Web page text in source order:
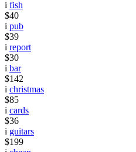
i fish
$40
i pub
$39
i report
$30
i bar
$142
i christmas
$85
i cards
$36
i guitars
$199